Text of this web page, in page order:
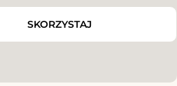
SKORZYSTAJ